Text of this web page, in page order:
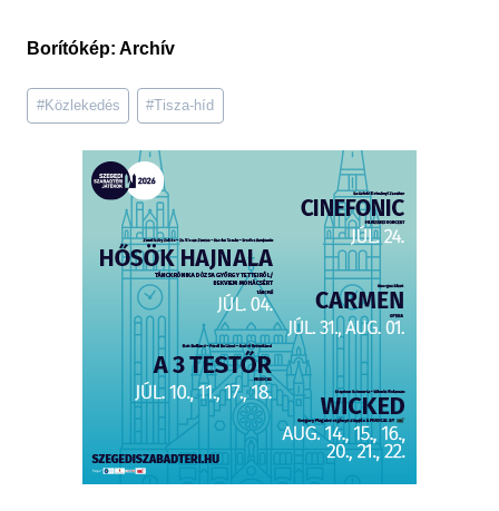
Borítókép: Archív
Post
Tags:
#Közlekedés #Tisza-híd